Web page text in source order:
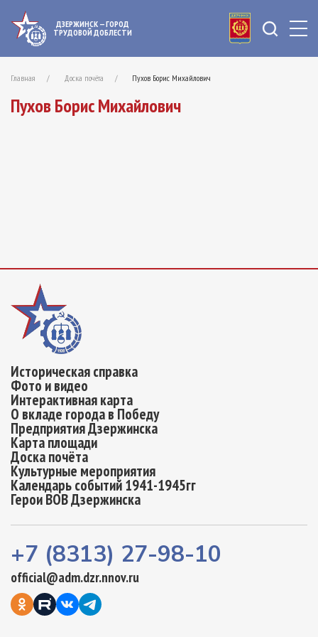
ДЗЕРЖИНСК — ГОРОД
ТРУДОВОЙ ДОБЛЕСТИ
Главная Доска почёта Пухов Борис Михайлович
Пухов Борис Михайлович
Историческая справка
Фото и видео
Интерактивная карта
О вкладе города в Победу
Предприятия Дзержинска
Карта площади
Доска почёта
Культурные мероприятия
Календарь событий 1941-1945гг
Герои ВОВ Дзержинска
+7 (8313) 27-98-10
official@adm.dzr.nnov.ru